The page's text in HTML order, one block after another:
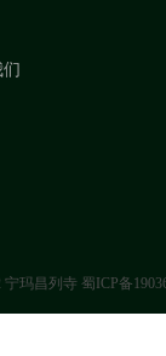
宁玛昌列寺 蜀ICP备